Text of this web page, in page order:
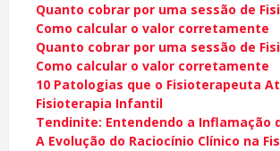
Quanto cobrar por uma sessão de
Como calcular o valor corretamente
Quanto cobrar por uma sessão de
Como calcular o valor corretamente
10 Patologias que o Fisioterapeuta
Fisioterapia Infantil
Tendinite: Entendendo a Inflamação
A Evolução do Raciocínio Clínico na